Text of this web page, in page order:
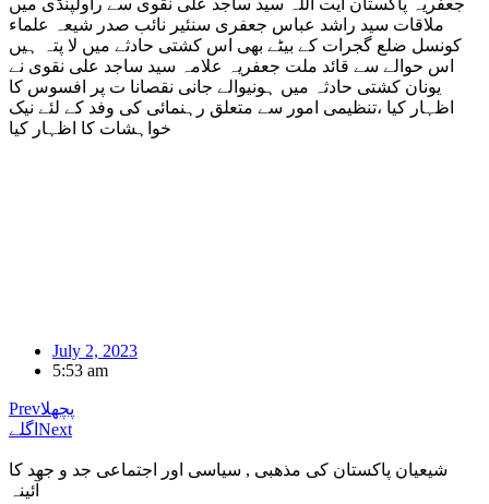
جعفریہ پاکستان آیت اللہ سید ساجد علی نقوی سے راولپنڈی میں
ملاقات سید راشد عباس جعفری سنئیر نائب صدر شیعہ علماء
کونسل ضلع گجرات کے بیٹے بھی اس کشتی حادثے میں لا پتہ ہیں
اس حوالے سے قائد ملت جعفریہ علامہ سید ساجد علی نقوی نے
یونان کشتی حادثہ میں ہونیوالے جانی نقصانا ت پر افسوس کا
اظہار کیا ،تنظیمی امور سے متعلق رہنمائی کی وفد کے لئے نیک
خواہشات کا اظہار کیا
July 2, 2023
5:53 am
Prevپچھلا
اگلے Next
شیعیان پاکستان کی مذهبی , سیاسی اور اجتماعی جد و جهد کا
آئینہ